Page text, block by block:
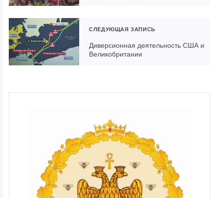
СЛЕДУЮЩАЯ ЗАПИСЬ
Диверсионная деятельность США и
Великобритании